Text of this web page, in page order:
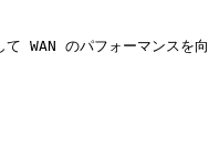
のパフォーマンスを向